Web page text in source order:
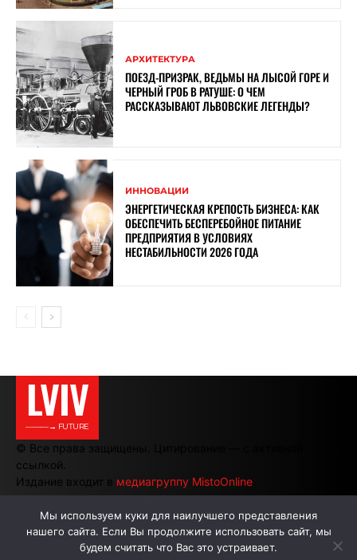
АРХИТЕКТУРА
ПОЕЗД-ПРИЗРАК, ВЕДЬМЫ НА ЛЫСОЙ ГОРЕ И
ЧЕРНЫЙ ГРОБ В РАТУШЕ: О ЧЕМ
РАССКАЗЫВАЮТ ЛЬВОВСКИЕ ЛЕГЕНДЫ?
ИННОВАЦИИ
ЭНЕРГЕТИЧЕСКАЯ КРЕПОСТЬ БИЗНЕСА: КАК
ОБЕСПЕЧИТЬ БЕСПЕРЕБОЙНОЕ ПИТАНИЕ
ПРЕДПРИЯТИЯ В УСЛОВИЯХ
НЕСТАБИЛЬНОСТИ 2026 ГОДА
LVIV
———→ FUTURE
© Все права защищены. Цитирование — с активной
ссылкой.
Издание входит в медиагруппу MistoOnline
АВТОРЫ РЕКЛАМА НА САЙТЕ
Мы используем куки для наилучшего представления
нашего сайта. Если Вы продолжите использовать сайт, мы
будем считать что Вас это устраивает.